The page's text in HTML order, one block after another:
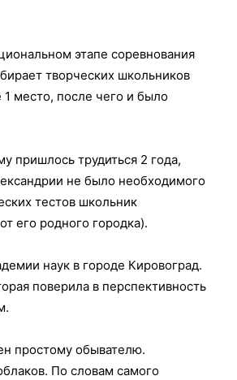
этапе соревнования
творческих школьников
место, после чего и было
пришлось трудиться 2 года,
не было необходимого
тестов школьник
его родного городка).
наук в городе Кировоград.
поверила в перспективность
простому обывателю.
По словам самого